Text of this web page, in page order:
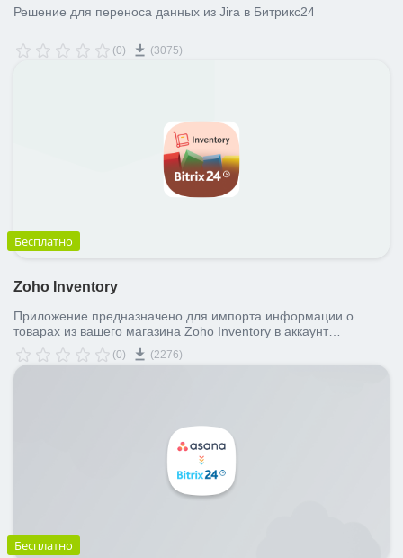
Решение для переноса данных из Jira в Битрикс24
(0) (3075)
Бесплатно
Zoho Inventory
Приложение предназначено для импорта информации о
товарах из вашего магазина Zoho Inventory в аккаунт
Битрикс24.
(0) (2276)
Бесплатно